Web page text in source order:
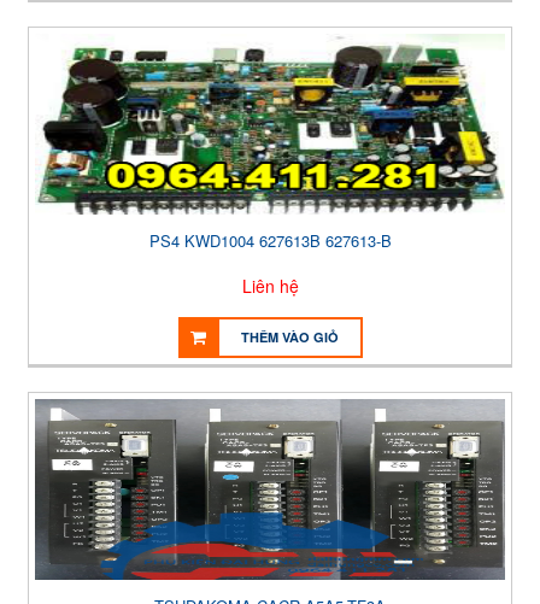
PS4 KWD1004 627613B 627613-B
Liên hệ
THÊM VÀO GIỎ